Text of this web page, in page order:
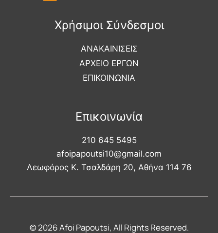
Χρήσιμοι Σύνδεσμοι
ΑΝΑΚΑΙΝΙΣΕΙΣ
ΑΡΧΕΙΟ ΕΡΓΩΝ
ΕΠΙΚΟΙΝΩΝΙΑ
Επικοινωνία
210 645 5495
afoipapoutsi10@gmail.com
Λεωφόρος Κ. Τσαλδάρη 20, Αθήνα 114 76
© 2026 Afoi Papoutsi, All Rights Reserved.